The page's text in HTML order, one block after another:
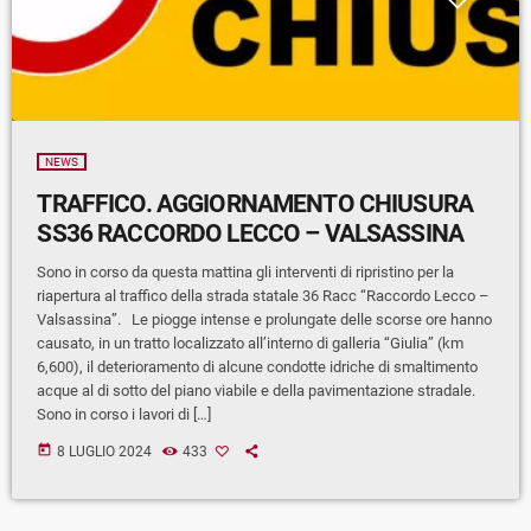
NEWS
TRAFFICO. AGGIORNAMENTO CHIUSURA
SS36 RACCORDO LECCO – VALSASSINA
Sono in corso da questa mattina gli interventi di ripristino per la
riapertura al traffico della strada statale 36 Racc “Raccordo Lecco –
Valsassina”. Le piogge intense e prolungate delle scorse ore hanno
causato, in un tratto localizzato all’interno di galleria “Giulia” (km
6,600), il deterioramento di alcune condotte idriche di smaltimento
acque al di sotto del piano viabile e della pavimentazione stradale.
Sono in corso i lavori di […]
today 8 LUGLIO 2024 433